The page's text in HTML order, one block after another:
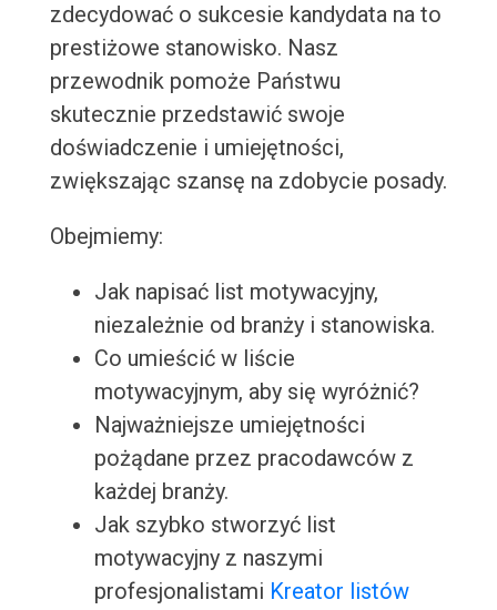
zdecydować o sukcesie kandydata na to
prestiżowe stanowisko. Nasz
przewodnik pomoże Państwu
skutecznie przedstawić swoje
doświadczenie i umiejętności,
zwiększając szansę na zdobycie posady.
Obejmiemy:
Jak napisać list motywacyjny,
niezależnie od branży i stanowiska.
Co umieścić w liście
motywacyjnym, aby się wyróżnić?
Najważniejsze umiejętności
pożądane przez pracodawców z
każdej branży.
Jak szybko stworzyć list
motywacyjny z naszymi
profesjonalistami Kreator listów